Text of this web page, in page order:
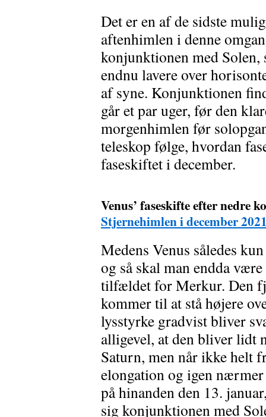
Det er en af de sidste
aftenhimlen i denne
konjunktionen med Solen,
endnu lavere over
af syne. Konjunktionen
går et par uger, før den
morgenhimlen før
teleskop følge, hvordan
faseskiftet i december.
Venus’ faseskifte efter nedre
Stjernehimlen i december
Medens Venus således
og så skal man endda
tilfældet for Merkur. Den
kommer til at stå højere
lysstyrke gradvist bliver
alligevel, at den bliver lidt
Saturn, men når ikke helt
elongation og igen
på hinanden den 13.
sig konjunktionen med